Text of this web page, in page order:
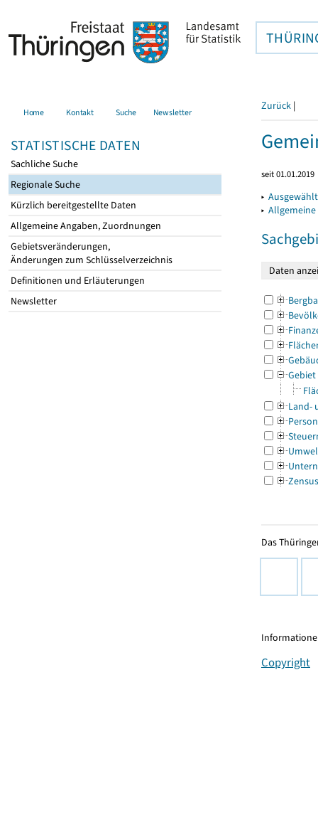
Home Kontakt Suche Newsletter
STATISTISCHE DATEN
Sachliche Suche
Regionale Suche
Kürzlich bereitgestellte Daten
Allgemeine Angaben, Zuordnungen
Gebietsveränderungen,
Änderungen zum Schlüsselverzeichnis
Definitionen und Erläuterungen
Newsletter
Zurück |
seit 01.01.2019
▸
▸
Gebiet
Land-
Zensus
Das
Copyright